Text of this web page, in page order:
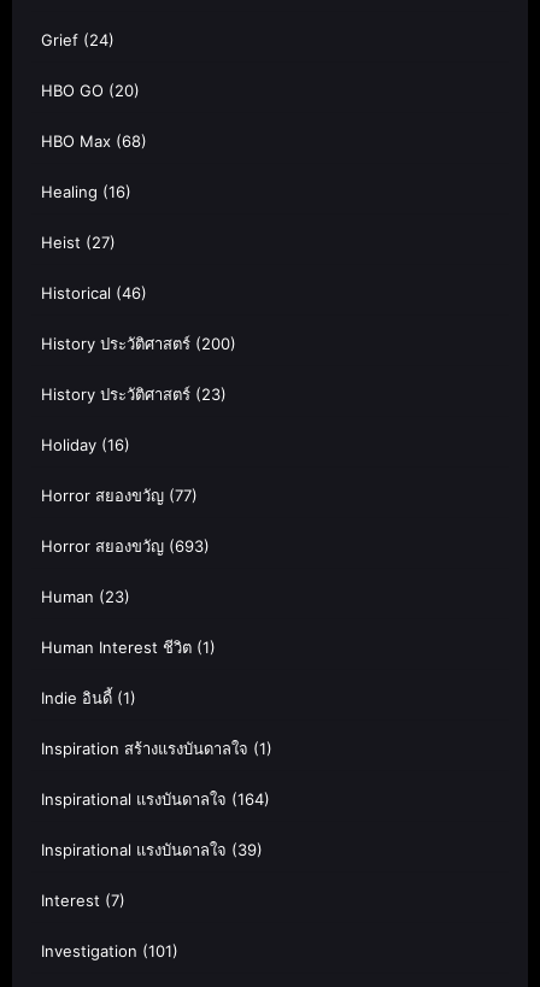
Grief (24)
HBO GO (20)
HBO Max (68)
Healing (16)
Heist (27)
Historical (46)
History ประวัติศาสตร์ (200)
History ประวัติศาสตร์ (23)
Holiday (16)
Horror สยองขวัญ (77)
Horror สยองขวัญ (693)
Human (23)
Human Interest ชีวิต (1)
Indie อินดี้ (1)
Inspiration สร้างแรงบันดาลใจ (1)
Inspirational แรงบันดาลใจ (164)
Inspirational แรงบันดาลใจ (39)
Interest (7)
Investigation (101)